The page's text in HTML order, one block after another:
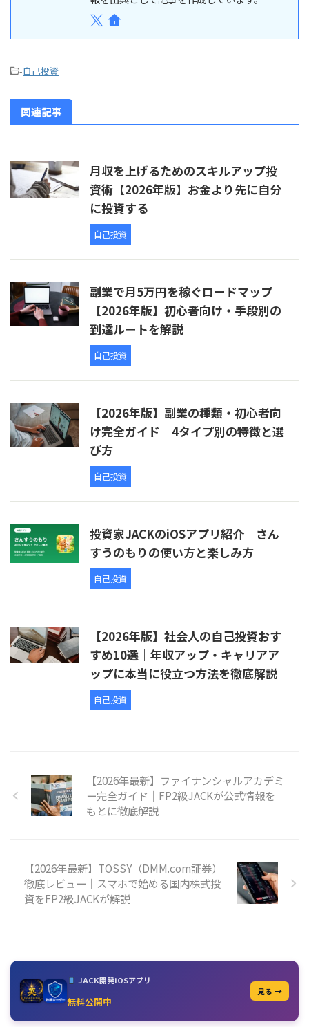
-自己投資
関連記事
月収を上げるためのスキルアップ投
資術【2026年版】お金より先に自分
に投資する
自己投資
副業で月5万円を稼ぐロードマップ
【2026年版】初心者向け・手段別の
到達ルートを解説
自己投資
【2026年版】副業の種類・初心者向
け完全ガイド｜4タイプ別の特徴と選
び方
自己投資
投資家JACKのiOSアプリ紹介｜さん
すうのもりの使い方と楽しみ方
自己投資
【2026年版】社会人の自己投資おす
すめ10選｜年収アップ・キャリアア
ップに本当に役立つ方法を徹底解説
自己投資
【2026年最新】ファイナンシャルアカデミ
ー完全ガイド｜FP2級JACKが公式情報を
もとに徹底解説
【2026年最新】TOSSY（DMM.com証券）
徹底レビュー｜スマホで始める国内株式投
資をFP2級JACKが解説
JACK開発iOSアプリ
無料公開中
見る →